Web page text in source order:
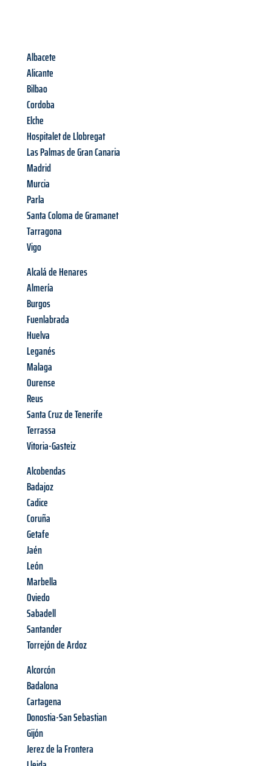
Albacete
Alicante
Bilbao
Cordoba
Elche
Hospitalet de Llobregat
Las Palmas de Gran Canaria
Madrid
Murcia
Parla
Santa Coloma de Gramanet
Tarragona
Vigo
Alcalá de Henares
Almería
Burgos
Fuenlabrada
Huelva
Leganés
Malaga
Ourense
Reus
Santa Cruz de Tenerife
Terrassa
Vitoria-Gasteiz
Alcobendas
Badajoz
Cadice
Coruña
Getafe
Jaén
León
Marbella
Oviedo
Sabadell
Santander
Torrejón de Ardoz
Alcorcón
Badalona
Cartagena
Donostia-San Sebastian
Gijón
Jerez de la Frontera